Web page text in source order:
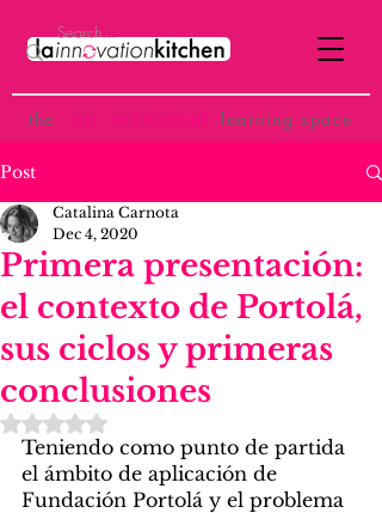
the ost-institutional learning space
Post
Primera presentación:
el contexto de Portolá,
sus ciclos y primeras
conclusiones
Catalina Carnota
Dec 4, 2020
Rated NaN out of 5 stars.
Teniendo como punto de partida
el ámbito de aplicación de
Fundación Portolá y el problema